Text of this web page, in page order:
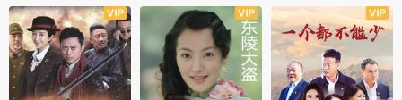
全40集
全33集 全36集